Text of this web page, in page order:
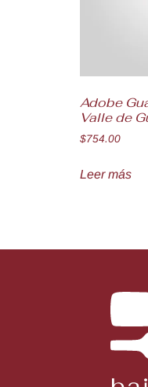
Adobe
Valle de
$754.00
Leer más